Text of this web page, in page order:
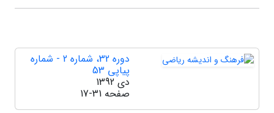
دوره 32، شماره 2 - شماره
پیاپی 53
دی 1392
صفحه 17-31